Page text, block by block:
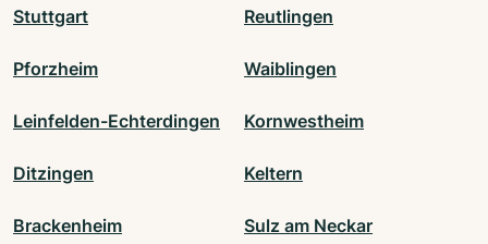
Stuttgart Reutlingen
Pforzheim Waiblingen
Leinfelden-Echterdingen Kornwestheim
Ditzingen Keltern
Brackenheim Sulz am Neckar